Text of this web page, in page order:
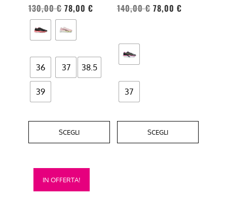
130,00€ 78,00 €
36 37 38.5
39
SCEGLI
essere
scelte
nella
del
prodotto
140,00€ 78,00 €
37
SCEGLI
essere
pagina
del
IN OFFERTA!
Questo
prodotto